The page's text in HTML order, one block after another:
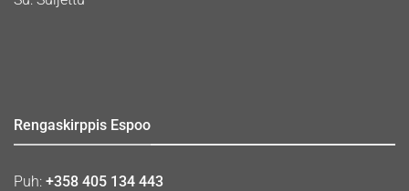
Rengaskirppis Espoo
Puh: +358 405 134 443